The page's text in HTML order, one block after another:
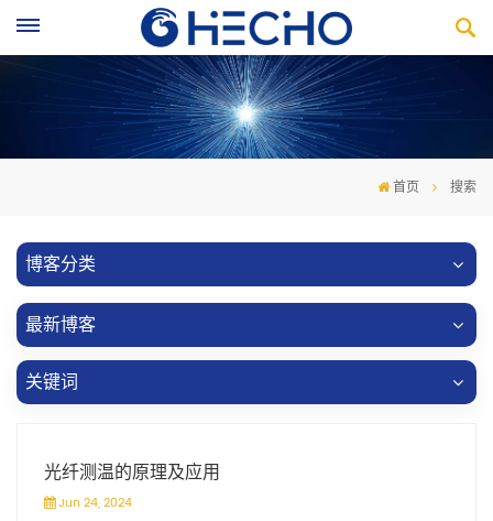
首页 搜索
博客分类
最新博客
关键词
光纤测温的原理及应用
Jun 24, 2024